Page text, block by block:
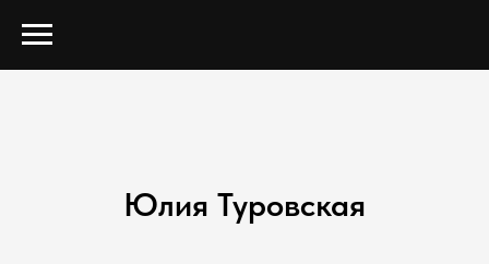
Юлия Туровская